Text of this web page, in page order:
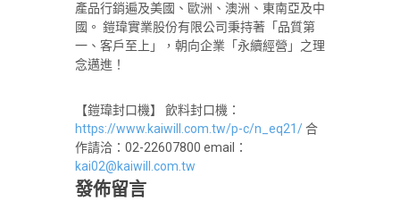
產品行銷遍及美國、歐洲、澳洲、東南亞及中
國。 鎧瑋實業股份有限公司秉持著「品質第
一、客戶至上」，朝向企業「永續經營」之理
念邁進！
【鎧瑋封口機】 飲料封口機：
https://www.kaiwill.com.tw/p-c/n_eq21/合
作請洽：02-22607800 email：
kai02@kaiwill.com.tw
發佈留言